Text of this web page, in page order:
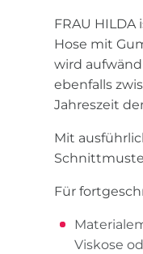
FRAU
Hose mit
wird
ebenfalls
Jahreszeit
Mit
Für
Viskose